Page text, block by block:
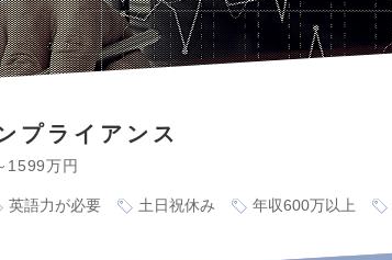
プライアンス
1599万円
英語力が必要 土日祝休み 年収600万以上